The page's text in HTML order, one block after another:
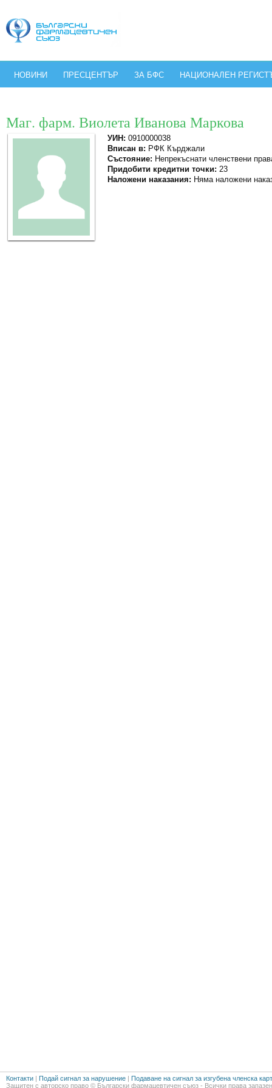
НОВИНИ ПРЕСЦЕНТЪР ЗА БФС НАЦИОНАЛЕН
Маг. фарм. Виолета Иванова Маркова
УИН: 0910000038
Вписан в: РФК Кърджали
Състояние: Непрекъснати членствени
Придобити кредитни точки: 23
Наложени наказания: Няма наложени
Контакти | Подай сигнал за нарушение | Подаване на сигнал за изгубена членска
Защитен с авторско право © Български фармацевтичен съюз - Всички права